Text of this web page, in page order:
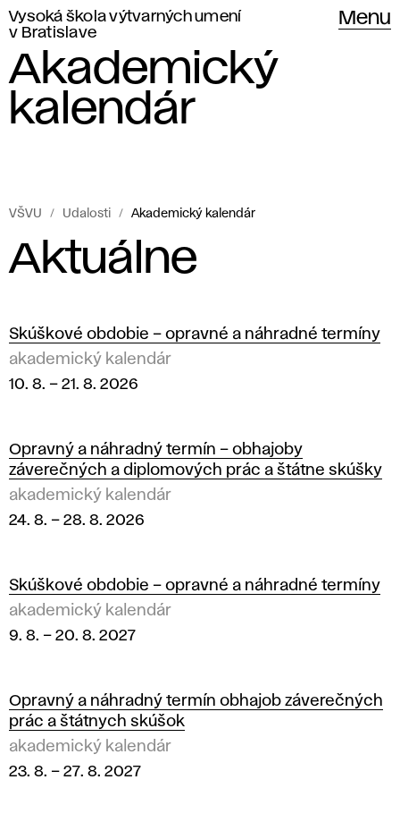
Vysoká škola výtvarných umení
v Bratislave
Menu
Akademický
kalendár
VŠVU Udalosti Akademický kalendár
A
a
d
m
i
k
ý
a
l
e
Akademický
kalendár
školy
výtvarných
umení
Aktuálne
Skúškové obdobie – opravné a náhradné termíny
akademický kalendár
10. 8. – 21. 8. 2026
Opravný a náhradný termín – obhajoby
záverečných a diplomových prác a štátne skúšky
akademický kalendár
24. 8. – 28. 8. 2026
Skúškové obdobie – opravné a náhradné termíny
akademický kalendár
9. 8. – 20. 8. 2027
Opravný a náhradný termín obhajob záverečných
prác a štátnych skúšok
akademický kalendár
23. 8. – 27. 8. 2027